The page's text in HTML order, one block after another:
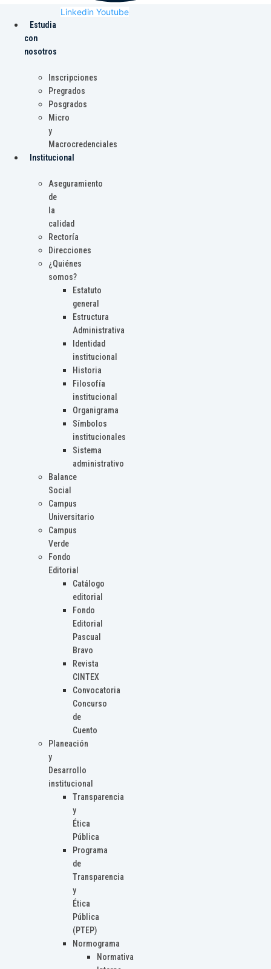
Linkedin Youtube
Estudia
con
nosotros
Inscripciones
Pregrados
Posgrados
Micro
y
Macrocredenciales
Institucional
Aseguramiento
de
la
calidad
Rectoría
Direcciones
¿Quiénes
somos?
Estatuto
general
Estructura
Administrativa
Identidad
institucional
Historia
Filosofía
institucional
Organigrama
Símbolos
institucionales
Sistema
administrativo
Balance
Social
Campus
Universitario
Campus
Verde
Fondo
Editorial
Catálogo
editorial
Fondo
Editorial
Pascual
Bravo
Revista
CINTEX
Convocatoria
Concurso
de
Cuento
Planeación
y
Desarrollo
institucional
Transparencia
y
Ética
Pública
Programa
de
Transparencia
y
Ética
Pública
(PTEP)
Normograma
Normativa